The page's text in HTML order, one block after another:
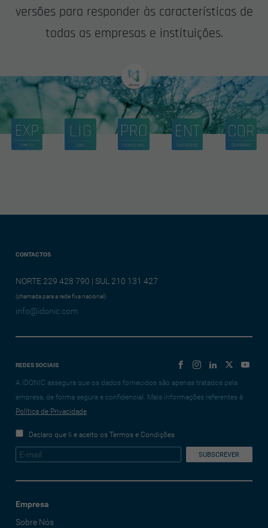
versões para responder às características de
todas as empresas e instituições.
CONTACTOS
NORTE 229 428 790 | SUL 210 131 427
(chamada para a rede fixa nacional)
info@idonic.com
REDES SOCIAIS
A IDONIC assegura que os dados fornecidos são apenas tratados pela
empresa, de forma segura e confidencial. Mais informações referentes à
Política de Privacidade
Declaro que li e aceito os Termos e Condições
Empresa
Sobre Nós